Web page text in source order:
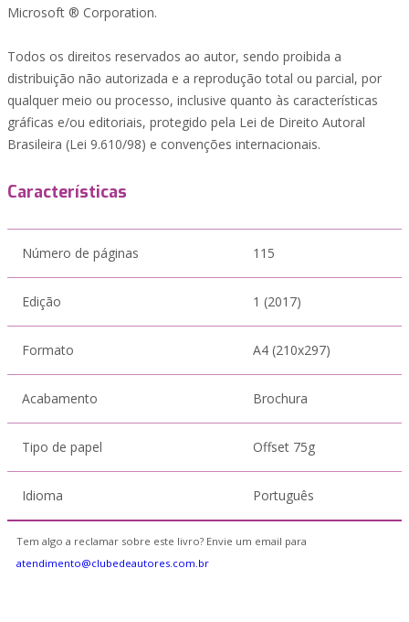
Microsoft ® Corporation.
Todos os direitos reservados ao autor, sendo proibida a
distribuição não autorizada e a reprodução total ou parcial, por
qualquer meio ou processo, inclusive quanto às características
gráficas e/ou editoriais, protegido pela Lei de Direito Autoral
Brasileira (Lei 9.610/98) e convenções internacionais.
Características
Número de páginas 115
Edição 1 (2017)
Formato A4 (210x297)
Acabamento Brochura
Tipo de papel Offset 75g
Idioma Português
Tem algo a reclamar sobre este livro? Envie um email para
atendimento@clubedeautores.com.br